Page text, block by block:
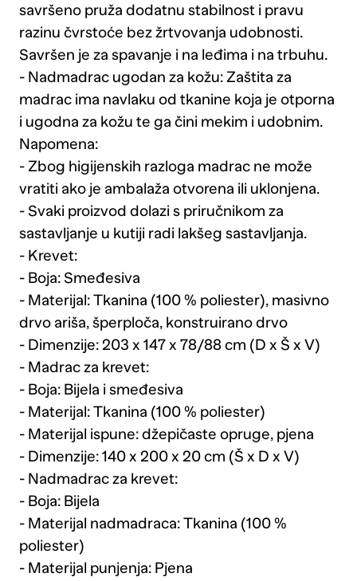
savršeno pruža dodatnu stabilnost i pravu
razinu čvrstoće bez žrtvovanja udobnosti.
Savršen je za spavanje i na leđima i na trbuhu.
- Nadmadrac ugodan za kožu: Zaštita za
madrac ima navlaku od tkanine koja je otporna
i ugodna za kožu te ga čini mekim i udobnim.
Napomena:
- Zbog higijenskih razloga madrac ne može
vratiti ako je ambalaža otvorena ili uklonjena.
- Svaki proizvod dolazi s priručnikom za
sastavljanje u kutiji radi lakšeg sastavljanja.
- Krevet:
- Boja: Smeđesiva
- Materijal: Tkanina (100 % poliester), masivno
drvo ariša, šperploča, konstruirano drvo
- Dimenzije: 203 x 147 x 78/88 cm (D x Š x V)
- Madrac za krevet:
- Boja: Bijela i smeđesiva
- Materijal: Tkanina (100 % poliester)
- Materijal ispune: džepičaste opruge, pjena
- Dimenzije: 140 x 200 x 20 cm (Š x D x V)
- Nadmadrac za krevet:
- Boja: Bijela
- Materijal nadmadraca: Tkanina (100 %
poliester)
- Materijal punjenja: Pjena